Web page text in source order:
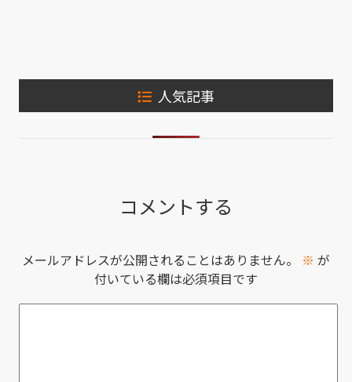
人気記事
コメントする
メールアドレスが公開されることはありません。 ※ が
付いている欄は必須項目です